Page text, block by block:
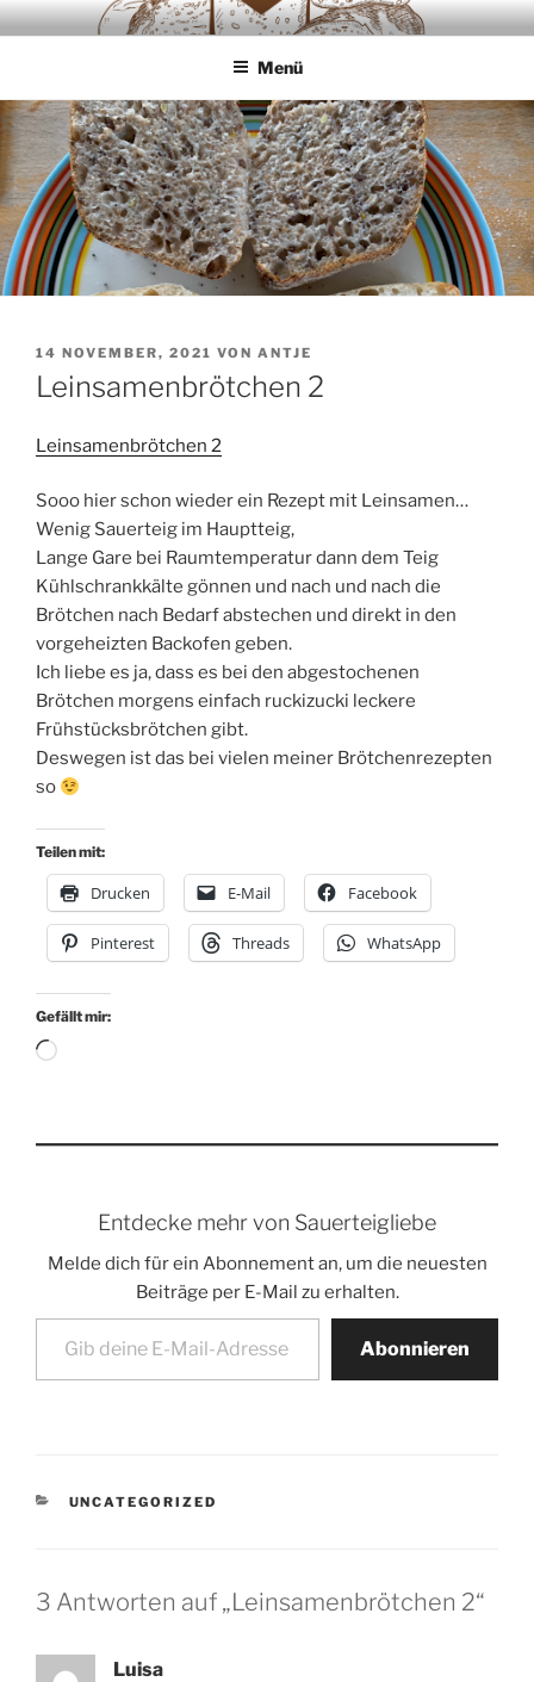
Zum
InhaltSAUERTEIGLIEBE
Backwaren ausschliesslich aus Sauerteig
Menü
VERÖFFENTLICHT
AM
14 NOVEMBER, 2021 VON ANTJE
Leinsamenbrötchen 2
Leinsamenbrötchen 2
Sooo hier schon wieder ein Rezept mit Leinsamen…
Wenig Sauerteig im Hauptteig,
Lange Gare bei Raumtemperatur dann dem Teig
Kühlschrankkälte gönnen und nach und nach die
Brötchen nach Bedarf abstechen und direkt in den
vorgeheizten Backofen geben.
Ich liebe es ja, dass es bei den abgestochenen
Brötchen morgens einfach ruckizucki leckere
Frühstücksbrötchen gibt.
Deswegen ist das bei vielen meiner Brötchenrezepten
so
Teilen mit:
Drucken E-Mail Facebook
Pinterest Threads WhatsApp
Gefällt mir:
Wird
Entdecke mehr von Sauerteigliebe
Melde dich für ein Abonnement an, um die neuesten
Beiträge per E-Mail zu erhalten.
Gib deine E-Mail-Adresse ein ...
Abonnieren
KATEGORIEN
UNCATEGORIZED
3 Antworten auf „Leinsamenbrötchen 2“
Luisa